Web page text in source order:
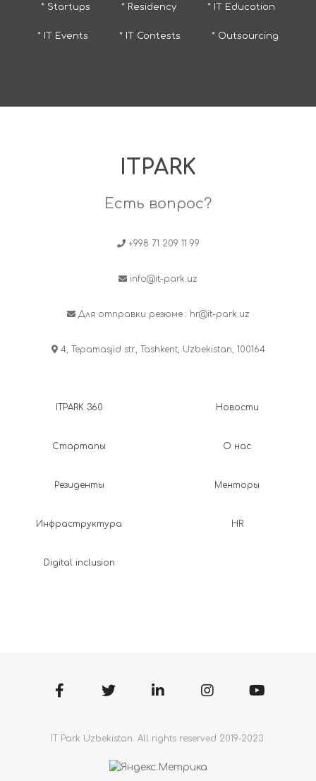
* Startups * Residency * IT Education
* IT Events * IT Contests * Outsourcing
ITPARK
Есть вопрос?
+998 71 209 11 99
info@it-park.uz
Для отправки резюме : hr@it-park.uz
4, Tepamasjid str., Tashkent, Uzbekistan, 100164
ITPARK 360
Стартапы
Резиденты
Инфраструктура
Digital inclusion
Новости
О нас
Менторы
HR
IT Park Uzbekistan. All rights reserved 2019-2023.